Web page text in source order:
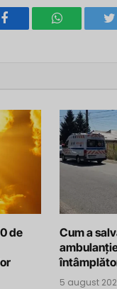
Facebook WhatsApp
de
Cum a
5 august